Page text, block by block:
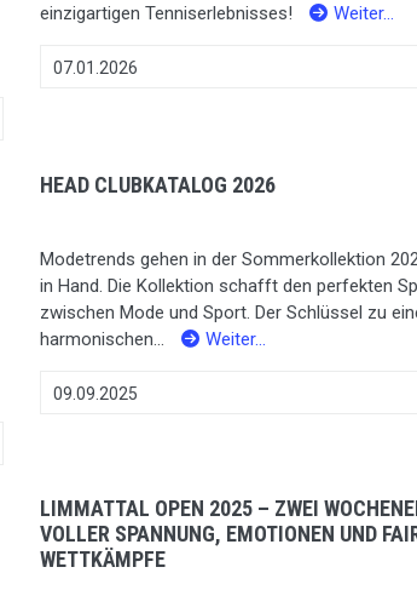
einzigartigen Tenniserlebnisses!
Weiter…
07.01.2026
HEAD CLUBKATALOG 2026
Modetrends gehen in der Sommerkollektion
in Hand. Die Kollektion schafft den perfekten
zwischen Mode und Sport. Der Schlüssel zu
harmonischen...
Weiter…
09.09.2025
LIMMATTAL OPEN 2025 – ZWEI
VOLLER SPANNUNG, EMOTIONEN UND
WETTKÄMPFE